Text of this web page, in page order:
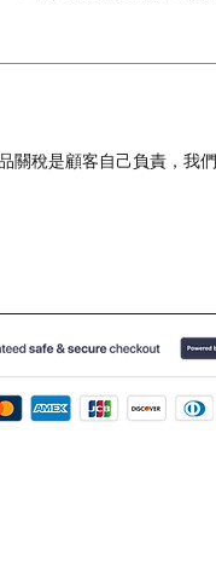
關稅是顧客自己負責，我們